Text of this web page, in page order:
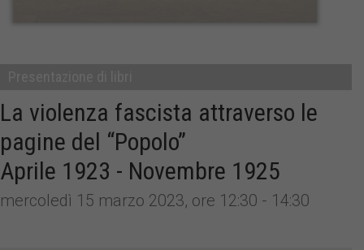
La violenza fascista attraverso le
pagine del “Popolo”
Aprile 1923 - Novembre 1925
mercoledì 15 marzo 2023, ore 12:30 - 14:30